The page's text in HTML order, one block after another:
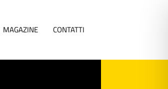
MAGAZINE CONTATTI